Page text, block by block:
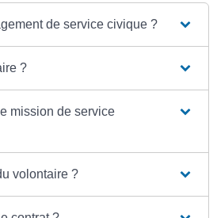
de service civique ?
?
mission de service
volontaire ?